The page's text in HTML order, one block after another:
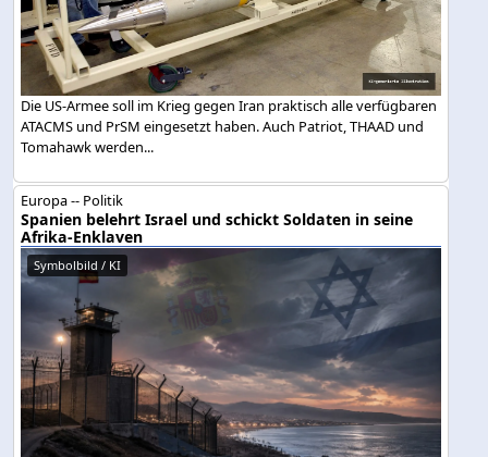
Die US-Armee soll im Krieg gegen Iran praktisch alle verfügbaren
ATACMS und PrSM eingesetzt haben. Auch Patriot, THAAD und
Tomahawk werden...
Europa -- Politik
Spanien belehrt Israel und schickt Soldaten in seine
Afrika-Enklaven
Symbolbild / KI